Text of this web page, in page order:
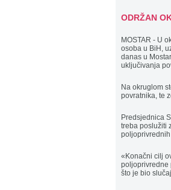
ODRŽAN
MOSTAR - U
osoba u BiH,
danas u
uključivanja
Na okruglom
povratnika, te
Predsjednica
treba poslužiti
«Konačni cilj
poljoprivredne
što je bio